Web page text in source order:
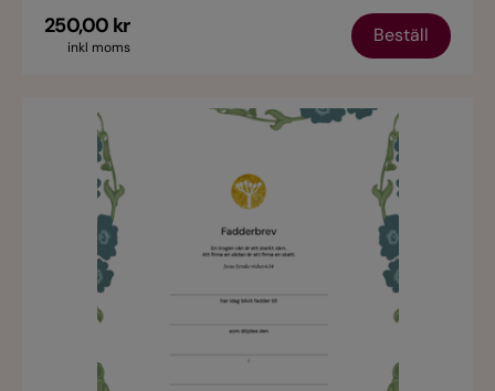
250,00 kr
inkl moms
Beställ